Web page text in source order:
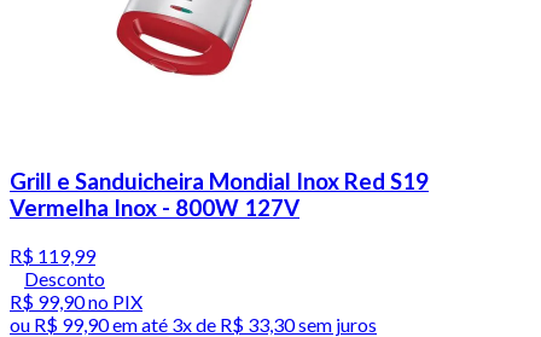
Grill e Sanduicheira Mondial Inox Red S19
Vermelha Inox - 800W 127V
R$ 119,99
Desconto
R$ 99,90no PIX
ou R$ 99,90em até 3x de R$ 33,30 sem juros